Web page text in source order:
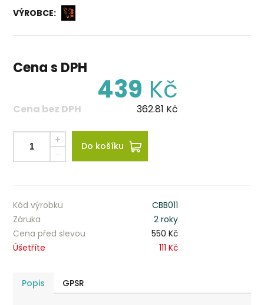
VÝROBCE:
Cena s DPH
439 Kč
Cena bez DPH 362.81 Kč
Do košíku
Kód výrobku
CBB011
Záruka
2 roky
Cena před slevou
550 Kč
Úšetříte
111 Kč
Popis GPSR